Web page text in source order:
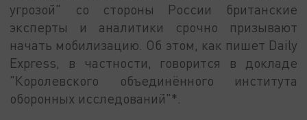
угрозой" со стороны России британские
эксперты и аналитики срочно призывают
начать мобилизацию. Об этом, как пишет Daily
Express, в частности, говорится в докладе
"Королевского объединённого института
оборонных исследований"*.